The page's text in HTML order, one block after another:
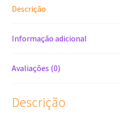
R$
quantidade
Descrição
Informação adicional
Avaliações (0)
Descrição